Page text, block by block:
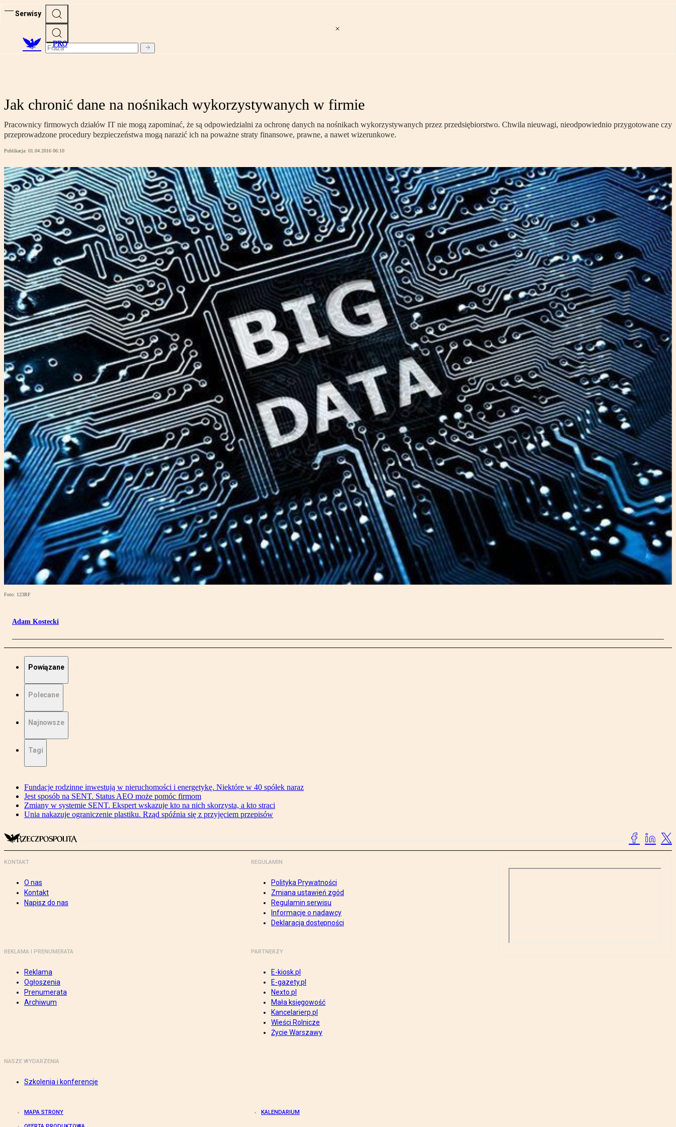
Serwisy
PRO
Jak chronić dane na nośnikach wykorzystywanych w firmie
Pracownicy firmowych działów IT nie mogą zapominać, że są odpowiedzialni za ochronę danych na nośnikach wykorzystywanych przez przedsiębiorstwo. Chwila nieuwagi, nieodpowiednio przygotowane czy
przeprowadzone procedury bezpieczeństwa mogą narazić ich na poważne straty finansowe, prawne, a nawet wizerunkowe.
Publikacja: 01.04.2016 06:10
Foto: 123RF
Adam Kostecki
Powiązane
Polecane
Najnowsze
Tagi
Fundacje rodzinne inwestują w nieruchomości i energetykę. Niektóre w 40 spółek naraz
Jest sposób na SENT. Status AEO może pomóc firmom
Zmiany w systemie SENT. Ekspert wskazuje kto na nich skorzysta, a kto straci
Unia nakazuje ograniczenie plastiku. Rząd spóźnia się z przyjęciem przepisów
KONTAKT
O nas
Kontakt
Napisz do nas
REGULAMIN
Polityka Prywatności
Zmiana ustawień zgód
Regulamin serwisu
Informacje o nadawcy
Deklaracja dostępności
REKLAMA I PRENUMERATA
Reklama
Ogłoszenia
Prenumerata
Archiwum
PARTNERZY
E-kiosk.pl
E-gazety.pl
Nexto.pl
Mała księgowość
Kancelarierp.pl
Wieści Rolnicze
Życie Warszawy
NASZE WYDARZENIA
Szkolenia i konferencje
MAPA STRONY KALENDARIUM